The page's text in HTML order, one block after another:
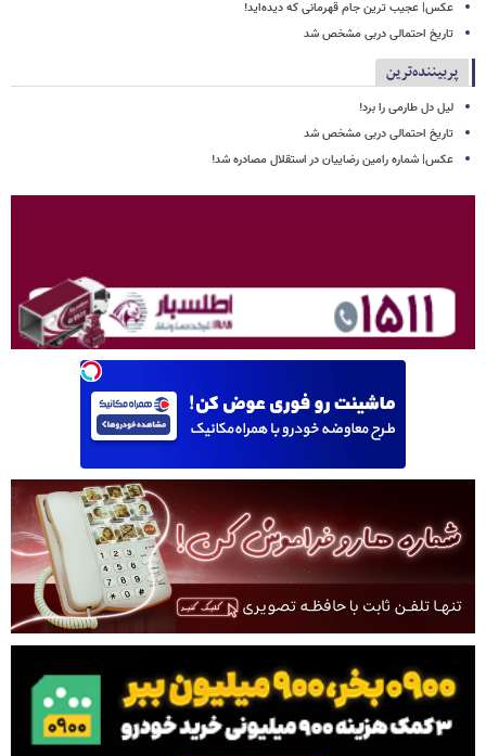
عکس| عجیب ترین جام قهرمانی که دیده‌اید!
تاریخ احتمالی دربی مشخص شد
پربیننده‌ترین
لیل دل طارمی را برد!
تاریخ احتمالی دربی مشخص شد
عکس| شماره رامین رضاییان در استقلال مصادره شد!